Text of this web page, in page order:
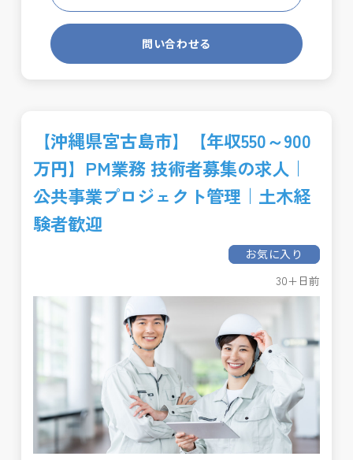
問い合わせる
【沖縄県宮古島市】【年収550～900
万円】PM業務 技術者募集の求人｜
公共事業プロジェクト管理｜土木経
験者歓迎
お気に入り
30+日前